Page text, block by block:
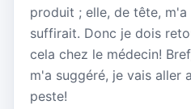
produit ; elle, de tête,
suffirait. Donc je dois
cela chez le médecin!
m'a suggéré, je vais aller
peste!